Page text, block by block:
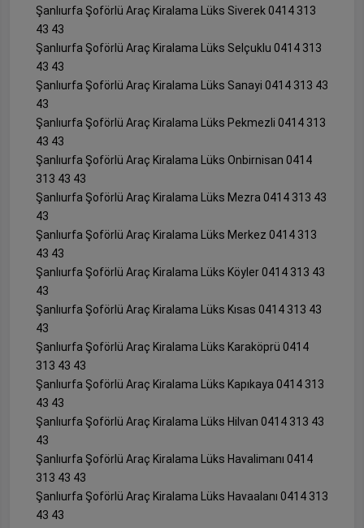
Şanlıurfa Şoförlü Araç Kiralama Lüks Siverek 0414 313
43 43
Şanlıurfa Şoförlü Araç Kiralama Lüks Selçuklu 0414 313
43 43
Şanlıurfa Şoförlü Araç Kiralama Lüks Sanayi 0414 313 43
43
Şanlıurfa Şoförlü Araç Kiralama Lüks Pekmezli 0414 313
43 43
Şanlıurfa Şoförlü Araç Kiralama Lüks Onbirnisan 0414
313 43 43
Şanlıurfa Şoförlü Araç Kiralama Lüks Mezra 0414 313 43
43
Şanlıurfa Şoförlü Araç Kiralama Lüks Merkez 0414 313
43 43
Şanlıurfa Şoförlü Araç Kiralama Lüks Köyler 0414 313 43
43
Şanlıurfa Şoförlü Araç Kiralama Lüks Kısas 0414 313 43
43
Şanlıurfa Şoförlü Araç Kiralama Lüks Karaköprü 0414
313 43 43
Şanlıurfa Şoförlü Araç Kiralama Lüks Kapıkaya 0414 313
43 43
Şanlıurfa Şoförlü Araç Kiralama Lüks Hilvan 0414 313 43
43
Şanlıurfa Şoförlü Araç Kiralama Lüks Havalimanı 0414
313 43 43
Şanlıurfa Şoförlü Araç Kiralama Lüks Havaalanı 0414 313
43 43